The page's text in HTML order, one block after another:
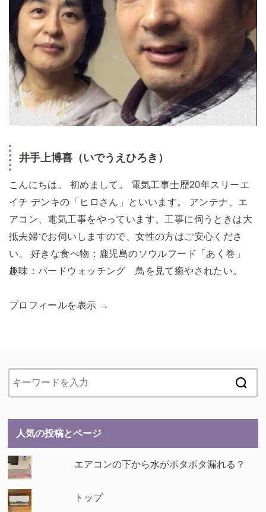
井手上博喜（いでうえひろき）
こんにちは。 初めまして。 電気工事士歴20年スリーエ
イチ デンキの「ヒロさん」といいます。 アンテナ、エ
アコン、電気工事をやっています。工事に伺うときは大
抵夫婦でお伺いしますので、女性の方はご安心くださ
い。 好きな食べ物：鹿児島のソウルフード「あく巻」
趣味：バードウォッチング 鳥を見て癒やされたい。
プロフィールを表示 →
人気の投稿とページ
エアコンの下から水がポタポタ漏れる？
トップ